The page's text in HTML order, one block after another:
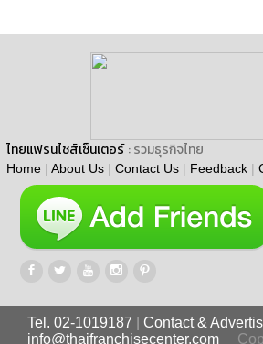
ไทยแฟรนไชส์เซ็นเตอร์ : รวมธุรกิจไทย
Home | About Us | Contact Us | Feedback |
Tel. 02-1019187
Contact &
info@thaifranchisecenter.com